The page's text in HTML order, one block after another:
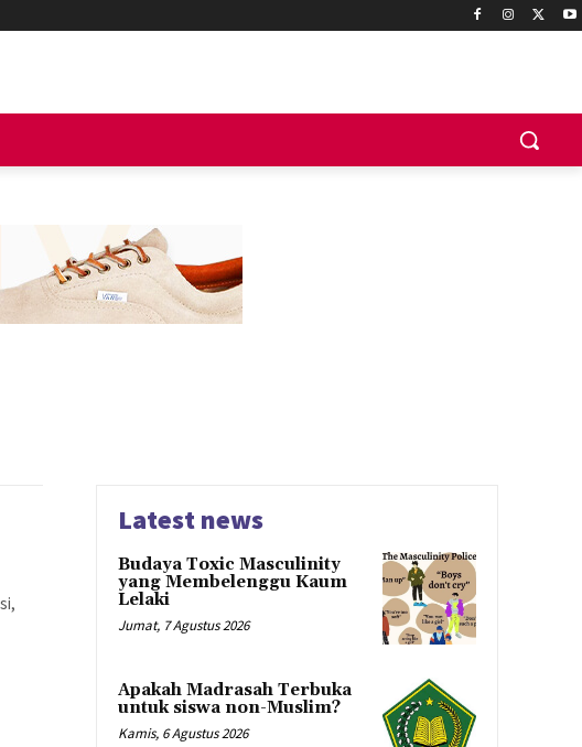
Latest news
Budaya Toxic Masculinity
yang Membelenggu Kaum
Lelaki
Jumat, 7 Agustus 2026
Apakah Madrasah Terbuka
untuk siswa non-Muslim?
Kamis, 6 Agustus 2026